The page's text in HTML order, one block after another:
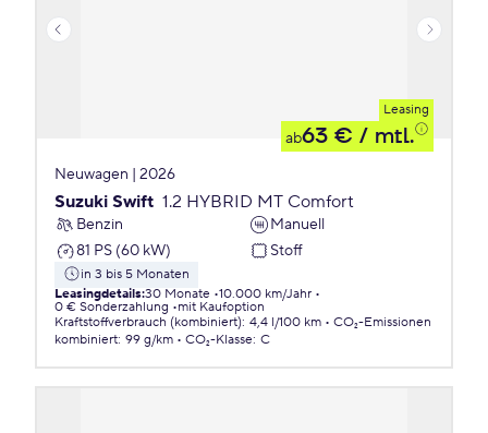
Leasing
ab63 € / mtl.
Neuwagen | 2026
Suzuki Swift 1.2 HYBRID MT Comfort
Benzin
Manuell
81 PS (60 kW)
Stoff
in 3 bis 5 Monaten
Leasingdetails:30 Monate 10.000 km/Jahr
0 € Sonderzahlung
mit Kaufoption
Kraftstoffverbrauch (kombiniert): 4,4 l/100 km
CO₂-Emissionen
kombiniert: 99 g/km CO₂-Klasse: C